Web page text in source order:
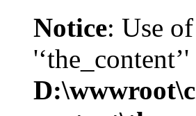
Notice: Use